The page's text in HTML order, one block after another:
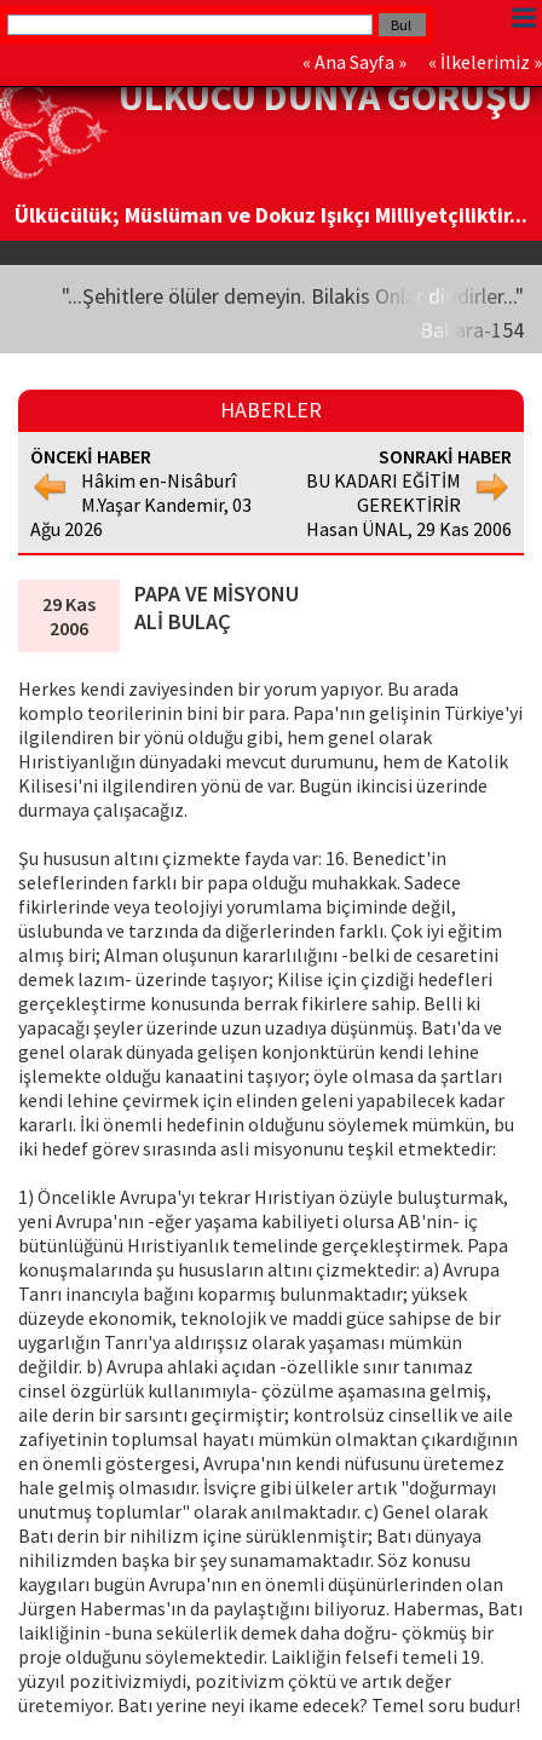
« Ana Sayfa » « İlkelerimiz »
ÜLKÜCÜ DÜNYA GÖRÜŞÜ
Ülkücülük; Müslüman ve Dokuz Işıkçı Milliyetçiliktir...
"...Şehitlere ölüler demeyin. Bilakis Onlar diridirler..."
Bakara-154
HABERLER
ÖNCEKİ HABER
Hâkim en-Nisâburî
M.Yaşar Kandemir, 03
Ağu 2026
SONRAKİ HABER
BU KADARI EĞİTİM
GEREKTİRİR
Hasan ÜNAL, 29 Kas 2006
29 Kas
2006
PAPA VE MİSYONU
ALİ BULAÇ
Herkes kendi zaviyesinden bir yorum yapıyor. Bu arada
komplo teorilerinin bini bir para. Papa'nın gelişinin Türkiye'yi
ilgilendiren bir yönü olduğu gibi, hem genel olarak
Hıristiyanlığın dünyadaki mevcut durumunu, hem de Katolik
Kilisesi'ni ilgilendiren yönü de var. Bugün ikincisi üzerinde
durmaya çalışacağız.
Şu hususun altını çizmekte fayda var: 16. Benedict'in
seleflerinden farklı bir papa olduğu muhakkak. Sadece
fikirlerinde veya teolojiyi yorumlama biçiminde değil,
üslubunda ve tarzında da diğerlerinden farklı. Çok iyi eğitim
almış biri; Alman oluşunun kararlılığını -belki de cesaretini
demek lazım- üzerinde taşıyor; Kilise için çizdiği hedefleri
gerçekleştirme konusunda berrak fikirlere sahip. Belli ki
yapacağı şeyler üzerinde uzun uzadıya düşünmüş. Batı'da ve
genel olarak dünyada gelişen konjonktürün kendi lehine
işlemekte olduğu kanaatini taşıyor; öyle olmasa da şartları
kendi lehine çevirmek için elinden geleni yapabilecek kadar
kararlı. İki önemli hedefinin olduğunu söylemek mümkün, bu
iki hedef görev sırasında asli misyonunu teşkil etmektedir:
1) Öncelikle Avrupa'yı tekrar Hıristiyan özüyle buluşturmak,
yeni Avrupa'nın -eğer yaşama kabiliyeti olursa AB'nin- iç
bütünlüğünü Hıristiyanlık temelinde gerçekleştirmek. Papa
konuşmalarında şu hususların altını çizmektedir: a) Avrupa
Tanrı inancıyla bağını koparmış bulunmaktadır; yüksek
düzeyde ekonomik, teknolojik ve maddi güce sahipse de bir
uygarlığın Tanrı'ya aldırışsız olarak yaşaması mümkün
değildir. b) Avrupa ahlaki açıdan -özellikle sınır tanımaz
cinsel özgürlük kullanımıyla- çözülme aşamasına gelmiş,
aile derin bir sarsıntı geçirmiştir; kontrolsüz cinsellik ve aile
zafiyetinin toplumsal hayatı mümkün olmaktan çıkardığının
en önemli göstergesi, Avrupa'nın kendi nüfusunu üretemez
hale gelmiş olmasıdır. İsviçre gibi ülkeler artık "doğurmayı
unutmuş toplumlar" olarak anılmaktadır. c) Genel olarak
Batı derin bir nihilizm içine sürüklenmiştir; Batı dünyaya
nihilizmden başka bir şey sunamamaktadır. Söz konusu
kaygıları bugün Avrupa'nın en önemli düşünürlerinden olan
Jürgen Habermas'ın da paylaştığını biliyoruz. Habermas, Batı
laikliğinin -buna sekülerlik demek daha doğru- çökmüş bir
proje olduğunu söylemektedir. Laikliğin felsefi temeli 19.
yüzyıl pozitivizmiydi, pozitivizm çöktü ve artık değer
üretemiyor. Batı yerine neyi ikame edecek? Temel soru budur!